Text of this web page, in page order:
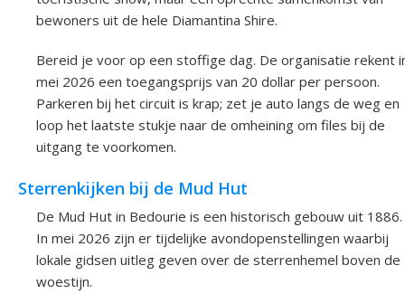
bewoners uit de hele Diamantina Shire.
Bereid je voor op een stoffige dag. De organisatie rekent
mei 2026 een toegangsprijs van 20 dollar per persoon.
Parkeren bij het circuit is krap; zet je auto langs de weg en
loop het laatste stukje naar de omheining om files bij de
uitgang te voorkomen.
Sterrenkijken bij de Mud Hut
De Mud Hut in Bedourie is een historisch gebouw uit 1886.
In mei 2026 zijn er tijdelijke avondopenstellingen waarbij
lokale gidsen uitleg geven over de sterrenhemel boven de
woestijn.